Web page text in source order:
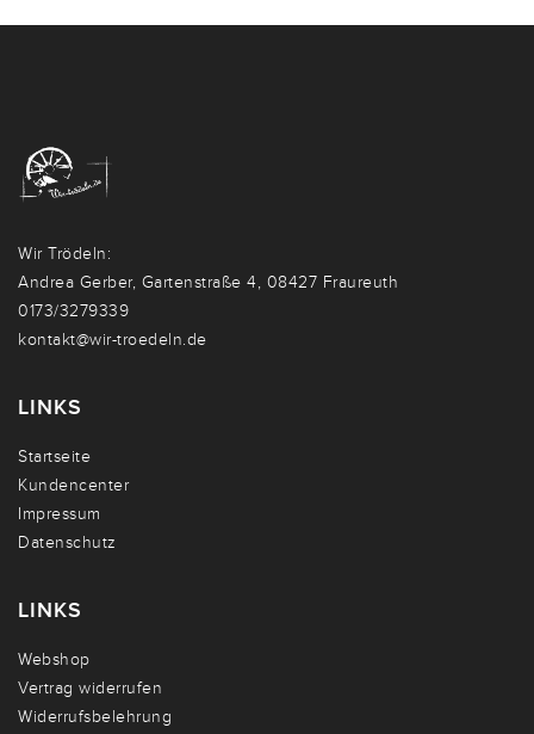
Wir Trödeln:
Andrea Gerber, Gartenstraße 4, 08427 Fraureuth
0173/3279339
kontakt@wir-troedeln.de
LINKS
Startseite
Kundencenter
Impressum
Datenschutz
LINKS
Webshop
Vertrag widerrufen
Widerrufsbelehrung